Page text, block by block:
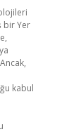
bir Yer
kabul